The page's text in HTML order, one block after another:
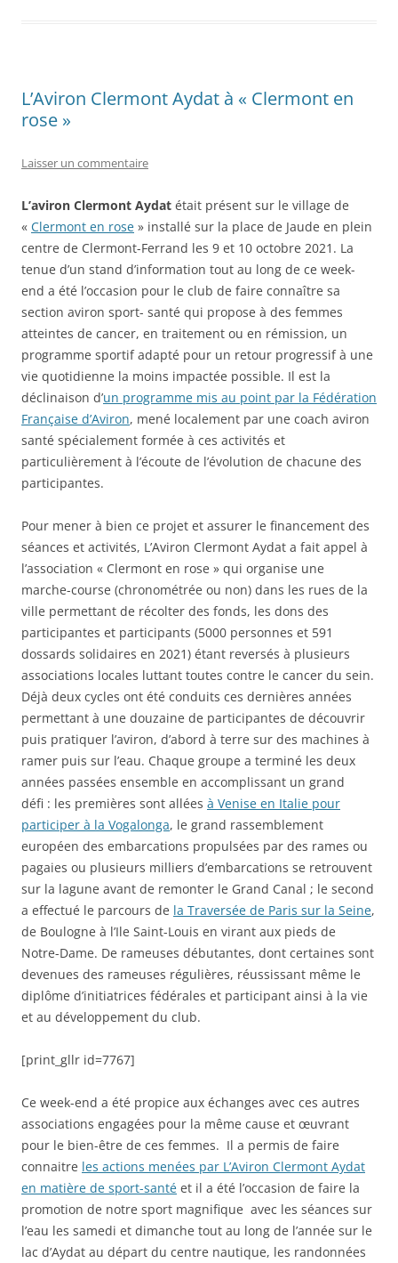
L’Aviron Clermont Aydat à « Clermont en
rose »
Laisser un commentaire
L’aviron Clermont Aydat était présent sur le village de
« Clermont en rose » installé sur la place de Jaude en plein
centre de Clermont-Ferrand les 9 et 10 octobre 2021. La
tenue d’un stand d’information tout au long de ce week-
end a été l’occasion pour le club de faire connaître sa
section aviron sport- santé qui propose à des femmes
atteintes de cancer, en traitement ou en rémission, un
programme sportif adapté pour un retour progressif à une
vie quotidienne la moins impactée possible. Il est la
déclinaison d’un programme mis au point par la Fédération
Française d’Aviron, mené localement par une coach aviron
santé spécialement formée à ces activités et
particulièrement à l’écoute de l’évolution de chacune des
participantes.
Pour mener à bien ce projet et assurer le financement des
séances et activités, L’Aviron Clermont Aydat a fait appel à
l’association « Clermont en rose » qui organise une
marche-course (chronométrée ou non) dans les rues de la
ville permettant de récolter des fonds, les dons des
participantes et participants (5000 personnes et 591
dossards solidaires en 2021) étant reversés à plusieurs
associations locales luttant toutes contre le cancer du sein.
Déjà deux cycles ont été conduits ces dernières années
permettant à une douzaine de participantes de découvrir
puis pratiquer l’aviron, d’abord à terre sur des machines à
ramer puis sur l’eau. Chaque groupe a terminé les deux
années passées ensemble en accomplissant un grand
défi : les premières sont allées à Venise en Italie pour
participer à la Vogalonga, le grand rassemblement
européen des embarcations propulsées par des rames ou
pagaies ou plusieurs milliers d’embarcations se retrouvent
sur la lagune avant de remonter le Grand Canal ; le second
a effectué le parcours de la Traversée de Paris sur la Seine,
de Boulogne à l’Ile Saint-Louis en virant aux pieds de
Notre-Dame. De rameuses débutantes, dont certaines sont
devenues des rameuses régulières, réussissant même le
diplôme d’initiatrices fédérales et participant ainsi à la vie
et au développement du club.
[print_gllr id=7767]
Ce week-end a été propice aux échanges avec ces autres
associations engagées pour la même cause et œuvrant
pour le bien-être de ces femmes. Il a permis de faire
connaitre les actions menées par L’Aviron Clermont Aydat
en matière de sport-santé et il a été l’occasion de faire la
promotion de notre sport magnifique avec les séances sur
l’eau les samedi et dimanche tout au long de l’année sur le
lac d’Aydat au départ du centre nautique, les randonnées